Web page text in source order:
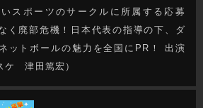
スポーツのサークルに所属する応募
く廃部危機！日本代表の指導の下、ダ
ットボールの魅力を全国にPR！ 出演
ケ 津田篤宏）